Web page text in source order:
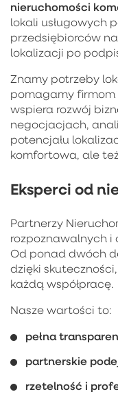
nieruchomości
lokali usługowych
przedsiębiorców
lokalizacji po
Znamy potrzeby
pomagamy firmom
wspiera rozwój
negocjacjach,
potencjału
komfortowa, ale
Eksperci od
Partnerzy
rozpoznawalnych i
Od ponad dwóch
dzięki
każdą współpracę.
Nasze wartości to:
pełna
partnerskie
rzetelność i